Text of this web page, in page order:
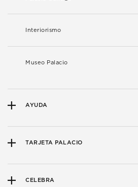
Interiorismo
Museo Palacio
AYUDA
TARJETA PALACIO
CELEBRA